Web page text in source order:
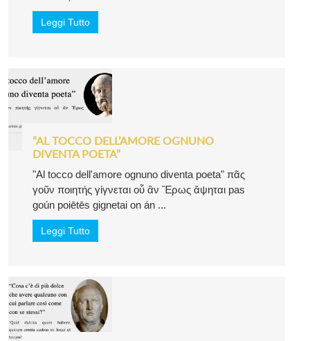
Leggi Tutto
“AL TOCCO DELL’AMORE OGNUNO
DIVENTA POETA”
"Al tocco dell'amore ognuno diventa poeta" πᾶς
γοῦν ποιητής γίγνεται οὗ ἂν Ἔρως ἅψηται pas
goún poiētēs gignetai on án ...
Leggi Tutto